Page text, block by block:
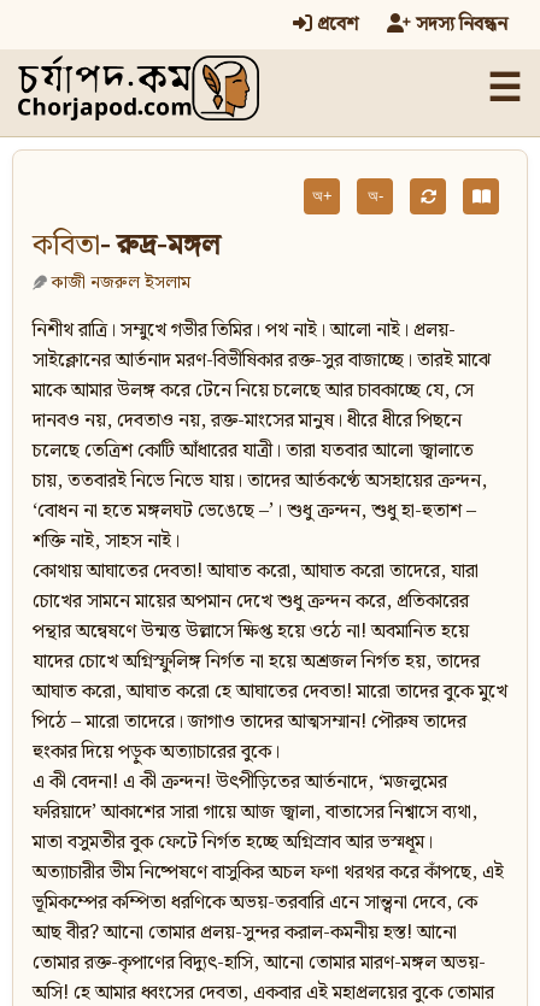
প্রবেশ সদস্য নিবন্ধন
☰
অ+ অ-
কবিতা- রুদ্র-মঙ্গল
কাজী নজরুল ইসলাম
নিশীথ রাত্রি। সম্মুখে গভীর তিমির। পথ নাই। আলো নাই। প্রলয়-
সাইক্লোনের আর্তনাদ মরণ-বিভীষিকার রক্ত-সুর বাজাচ্ছে। তারই মাঝে
মাকে আমার উলঙ্গ করে টেনে নিয়ে চলেছে আর চাবকাচ্ছে যে, সে
দানবও নয়, দেবতাও নয়, রক্ত-মাংসের মানুষ। ধীরে ধীরে পিছনে
চলেছে তেত্রিশ কোটি আঁধারের যাত্রী। তারা যতবার আলো জ্বালাতে
চায়, ততবারই নিভে নিভে যায়। তাদের আর্তকণ্ঠে অসহায়ের ক্রন্দন,
‘বোধন না হতে মঙ্গলঘট ভেঙেছে –’। শুধু ক্রন্দন, শুধু হা-হুতাশ –
শক্তি নাই, সাহস নাই।
কোথায় আঘাতের দেবতা! আঘাত করো, আঘাত করো তাদেরে, যারা
চোখের সামনে মায়ের অপমান দেখে শুধু ক্রন্দন করে, প্রতিকারের
পন্থার অন্বেষণে উন্মত্ত উল্লাসে ক্ষিপ্ত হয়ে ওঠে না! অবমানিত হয়ে
যাদের চোখে অগ্নিস্ফুলিঙ্গ নির্গত না হয়ে অশ্রজল নির্গত হয়, তাদের
আঘাত করো, আঘাত করো হে আঘাতের দেবতা! মারো তাদের বুকে মুখে
পিঠে – মারো তাদেরে। জাগাও তাদের আত্মসম্মান! পৌরুষ তাদের
হুংকার দিয়ে পড়ুক অত্যাচারের বুকে।
এ কী বেদনা! এ কী ক্রন্দন! উৎপীড়িতের আর্তনাদে, ‘মজলুমের
ফরিয়াদে’ আকাশের সারা গায়ে আজ জ্বালা, বাতাসের নিশ্বাসে ব্যথা,
মাতা বসুমতীর বুক ফেটে নির্গত হচ্ছে অগ্নিস্রাব আর ভস্মধূম।
অত্যাচারীর ভীম নিষ্পেষণে বাসুকির অচল ফণা থরথর করে কাঁপছে, এই
ভূমিকম্পের কম্পিতা ধরণিকে অভয়-তরবারি এনে সান্ত্বনা দেবে, কে
আছ বীর? আনো তোমার প্রলয়-সুন্দর করাল-কমনীয় হস্ত! আনো
তোমার রক্ত-কৃপাণের বিদ্যুৎ-হাসি, আনো তোমার মারণ-মঙ্গল অভয়-
অসি! হে আমার ধ্বংসের দেবতা, একবার এই মহাপ্রলয়ের বুকে তোমার